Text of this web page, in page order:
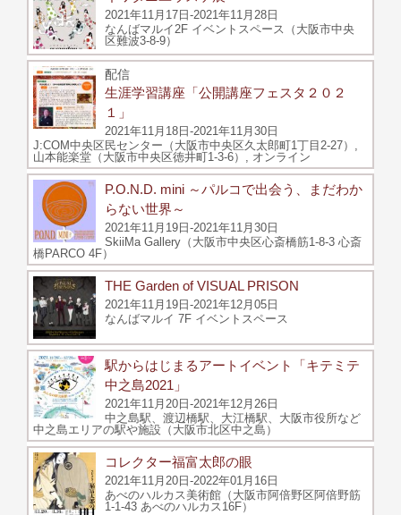
2021年11月17日-2021年11月28日
なんばマルイ2F イベントスペース（大阪市中央
区難波3-8-9）
配信
生涯学習講座「公開講座フェスタ２０２
１」
2021年11月18日-2021年11月30日
J:COM中央区民センター（大阪市中央区久太郎町1丁目2-27）,
山本能楽堂（大阪市中央区徳井町1-3-6）, オンライン
P.O.N.D. mini ～パルコで出会う、まだわか
らない世界～
2021年11月19日-2021年11月30日
SkiiMa Gallery（大阪市中央区心斎橋筋1-8-3 心斎
橋PARCO 4F）
THE Garden of VISUAL PRISON
2021年11月19日-2021年12月05日
なんばマルイ 7F イベントスペース
駅からはじまるアートイベント「キテミテ
中之島2021」
2021年11月20日-2021年12月26日
中之島駅、渡辺橋駅、大江橋駅、大阪市役所など
中之島エリアの駅や施設（大阪市北区中之島）
コレクター福富太郎の眼
2021年11月20日-2022年01月16日
あべのハルカス美術館（大阪市阿倍野区阿倍野筋
1-1-43 あべのハルカス16F）